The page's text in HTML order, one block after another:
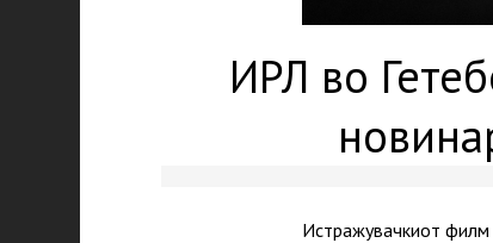
ИРЛ во
Истражувачкиот филм